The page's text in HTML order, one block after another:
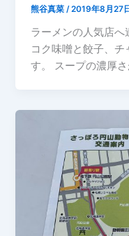
熊谷真菜/2019年8月27
ラーメンの人気店へ
コク味噌と餃子、
す。 スープの濃厚さ